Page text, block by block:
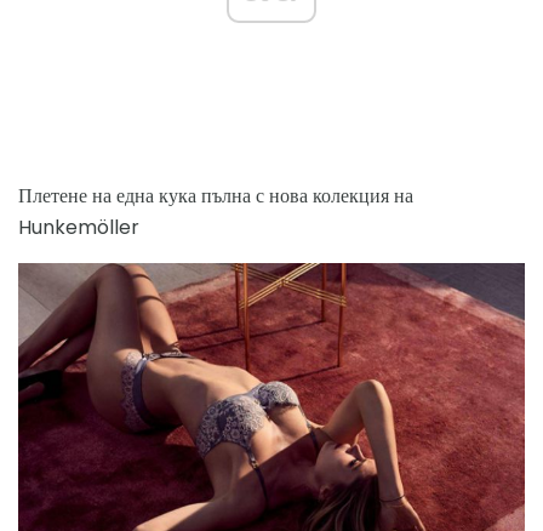
Плетене на една кука пълна с нова колекция на
Hunkemöller